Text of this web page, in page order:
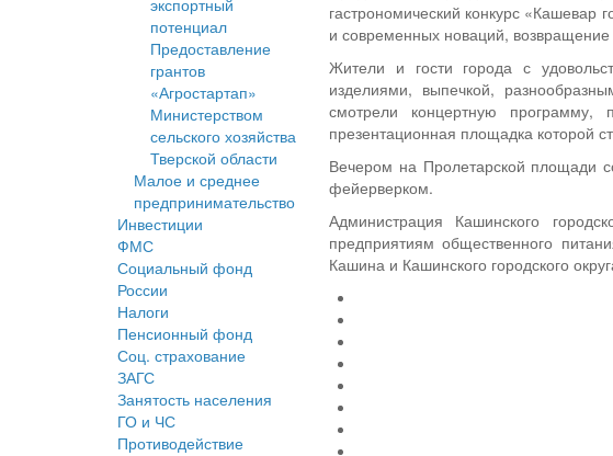
экспортный
потенциал
Предоставление
грантов
«Агростартап»
Министерством
сельского хозяйства
Тверской области
Малое и среднее
предпринимательство
Инвестиции
ФМС
Социальный фонд
России
Налоги
Пенсионный фонд
Соц. страхование
ЗАГС
Занятость населения
ГО и ЧС
Противодействие
гастрономический конкурс «Кашевар
и современных новаций,
Жители и гости города с
изделиями, выпечкой,
смотрели концертную программу,
презентационная площадка которой
Вечером на Пролетарской площади
фейерверком.
Администрация Кашинского
предприятиям общественного
Кашина и Кашинского городского